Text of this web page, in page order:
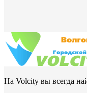
На Volcity вы всегда